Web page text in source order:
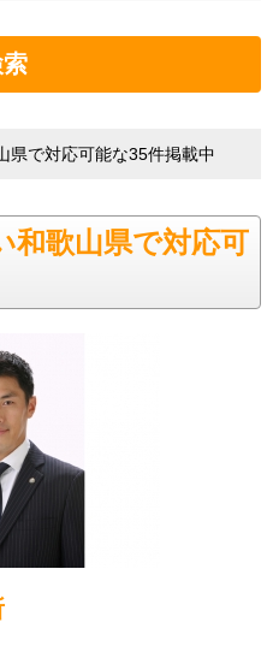
県で対応可能な35件掲載中
和歌山県で対応可